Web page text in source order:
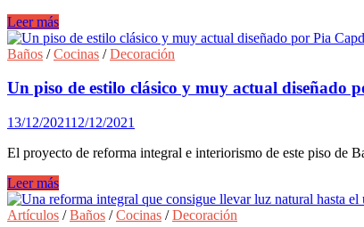
por
Pia
Capdevila.
Las
5
claves
un
recibidor
funcional
y
acogedor.
Leer más
Baños /Cocinas /Decoración
Un piso de estilo clásico y muy actual diseñado
13/12/202112/12/2021
El proyecto de reforma integral e interiorismo de este piso de
Un
piso
de
Leer más
Artículos /Baños /Cocinas /Decoración